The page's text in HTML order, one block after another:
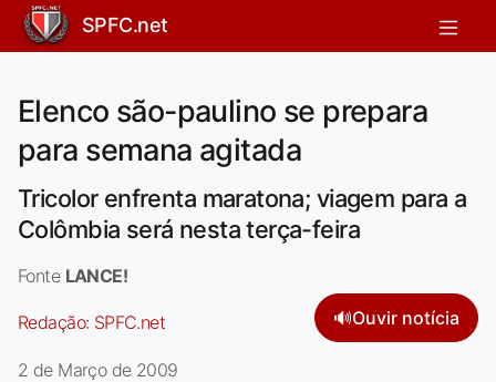
SPFC.net
Elenco são-paulino se prepara
para semana agitada
Tricolor enfrenta maratona; viagem para a
Colômbia será nesta terça-feira
Fonte LANCE!
Redação: SPFC.net 🔊Ouvir notícia
2 de Março de 2009